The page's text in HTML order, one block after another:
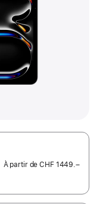
À partir deCHF 1449.–